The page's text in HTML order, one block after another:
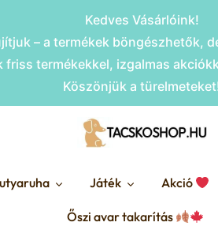
Kedves Vásárlóink!
– a termékek böngészhetők,
friss termékekkel, izgalmas
Köszönjük a
Játék Akció
Őszi avar takarítás